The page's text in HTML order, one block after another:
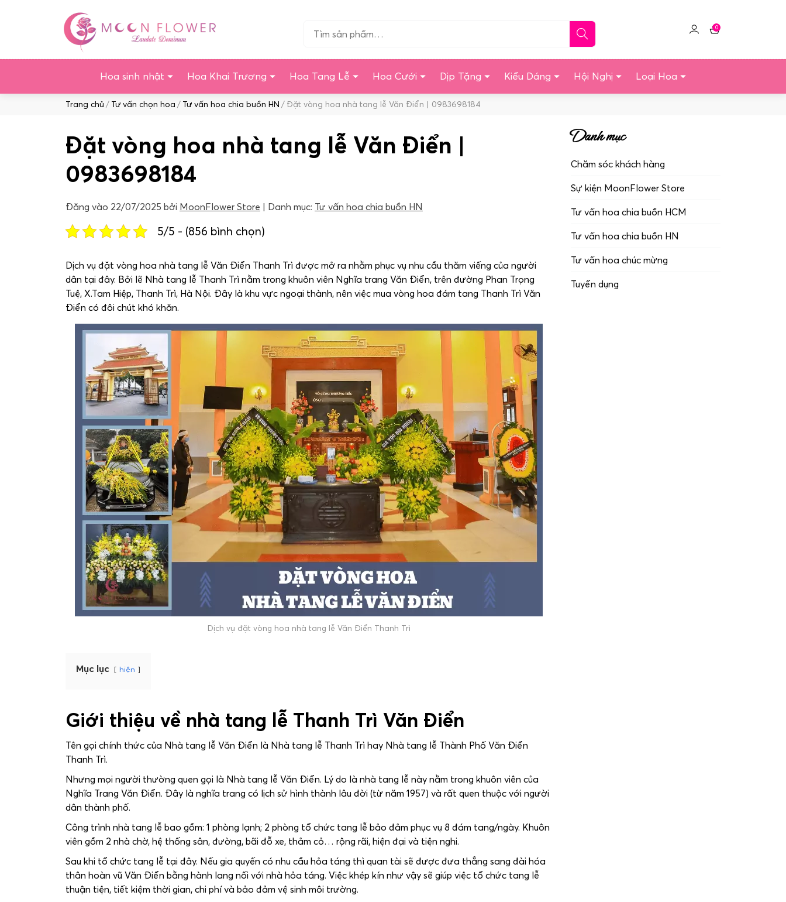
Tìm…
Click
tài
0
Giỏ
Hoa sinh nhật Hoa Khai Trương Hoa Tang Lễ Hoa Cưới Dịp Tặng Kiểu Dáng Hội Nghị Loại Hoa
Duyệt:
Trang chủ Tư vấn chọn hoa Tư vấn hoa chia buồn HN Đặt vòng hoa nhà tang lễ Văn Điển | 0983698184
Đặt vòng hoa nhà tang lễ Văn Điển |
0983698184
Đăng vào 22/07/2025 bởi MoonFlower Store Danh mục: Tư vấn hoa chia buồn HN
5/5 - (856 bình chọn)
Dịch vụ đặt vòng hoa nhà tang lễ Văn Điển Thanh Trì được mở ra nhằm phục vụ nhu cầu thăm viếng của người
dân tại đây. Bởi lẽ Nhà tang lễ Thanh Trì nằm trong khuôn viên Nghĩa trang Văn Điển, trên đường Phan Trọng
Tuệ, X.Tam Hiệp, Thanh Trì, Hà Nội. Đây là khu vực ngoại thành, nên việc mua vòng hoa đám tang Thanh Trì Văn
Điển có đôi chút khó khăn.
Dịch vụ đặt vòng hoa nhà tang lễ Văn Điển Thanh Trì
Mục lục hiện
Giới thiệu về nhà tang lễ Thanh Trì Văn Điển
Tên gọi chính thức của Nhà tang lễ Văn Điển là Nhà tang lễ Thanh Trì hay Nhà tang lễ Thành Phố Văn Điển
Thanh Trì.
Nhưng mọi người thường quen gọi là Nhà tang lễ Văn Điển. Lý do là nhà tang lễ này nằm trong khuôn viên của
Nghĩa Trang Văn Điển. Đây là nghĩa trang có lịch sử hình thành lâu đời (từ năm 1957) và rất quen thuộc với người
dân thành phố.
Công trình nhà tang lễ bao gồm: 1 phòng lạnh; 2 phòng tổ chức tang lễ bảo đảm phục vụ 8 đám tang/ngày. Khuôn
viên gồm 2 nhà chờ, hệ thống sân, đường, bãi đỗ xe, thảm cỏ… rộng rãi, hiện đại và tiện nghi.
Sau khi tổ chức tang lễ tại đây. Nếu gia quyến có nhu cầu hỏa táng thì quan tài sẽ được đưa thẳng sang đài hóa
thân hoàn vũ Văn Điển bằng hành lang nối với nhà hỏa táng. Việc khép kín như vậy sẽ giúp việc tổ chức tang lễ
thuận tiện, tiết kiệm thời gian, chi phí và bảo đảm vệ sinh môi trường.
Danh mục
Chăm sóc khách hàng
Sự kiện MoonFlower Store
Tư vấn hoa chia buồn HCM
Tư vấn hoa chia buồn HN
Tư vấn hoa chúc mừng
Tuyển dụng